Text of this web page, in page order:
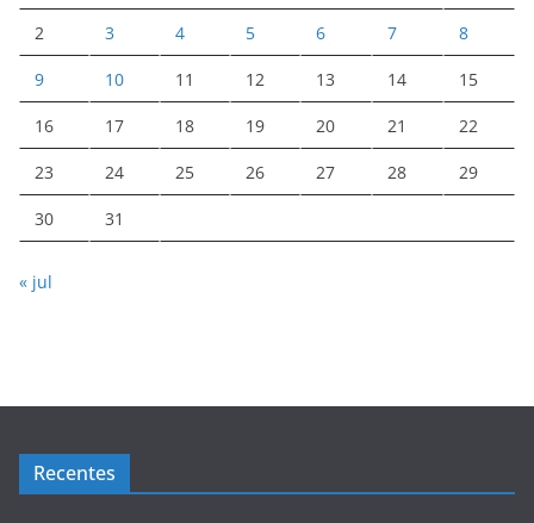
2 3 4 5 6 7 8
9 10 11 12 13 14 15
16 17 18 19 20 21 22
23 24 25 26 27 28 29
30 31
« jul
Recentes